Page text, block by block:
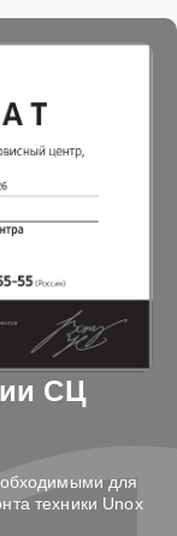
СЦ
для
техники Unox